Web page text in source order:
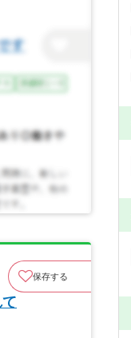
保存する